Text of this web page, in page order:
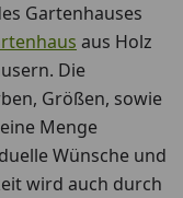
Gartenhauses
aus Holz
Die
Größen, sowie
Menge
Wünsche und
wird auch durch